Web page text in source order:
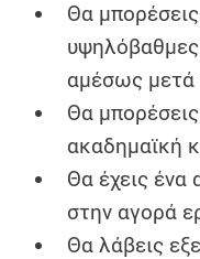
Θα μπορέσεις
υψηλόβαθμες
αμέσως μετά
Θα
ακαδημαϊκή
Θα έχεις ένα
στην αγορά
Θα λάβεις